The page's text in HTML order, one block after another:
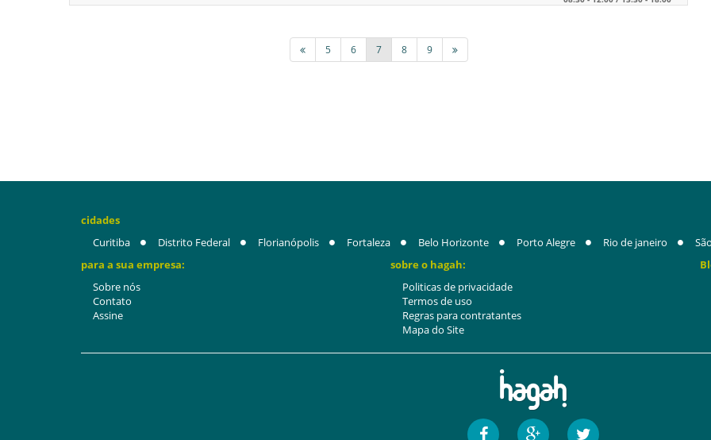
5 6 7 8 9
cidades
Curitiba
Distrito Federal Florianópolis Fortaleza Belo Horizonte Porto Alegre Rio de janeiro
para a sua empresa:
Sobre nós
Contato
Assine
sobre o hagah:
Politicas de privacidade
Termos de uso
Regras para contratantes
Mapa do Site